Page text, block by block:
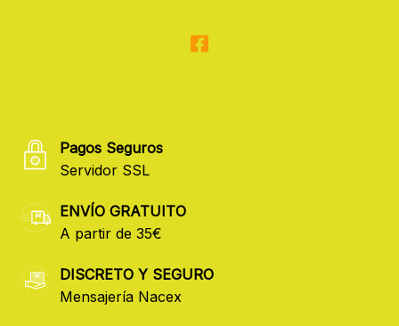
Pagos Seguros
Servidor SSL
ENVÍO GRATUITO
A partir de 35€
DISCRETO Y SEGURO
Mensajería Nacex